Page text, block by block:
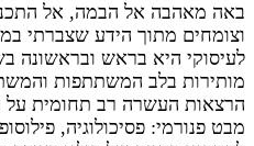
באה מאהבה אל הבמה, אל
וצומחים מתוך הידע שצברתי
לעיסוקי היא בראש ובראשונה
מותירות בלב המשתתפות
הרצאות העשרה רב תחומית על
מבט פנורמי: פסיכולוגיה,